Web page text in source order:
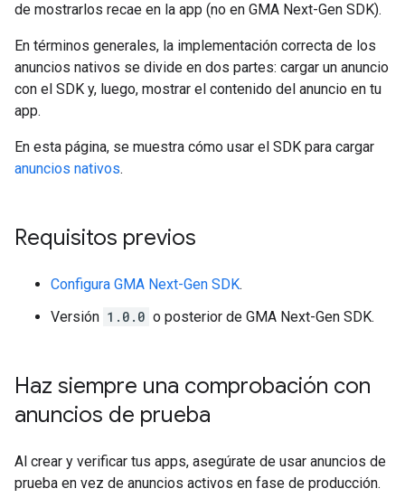
de mostrarlos recae en la app (no en GMA Next-Gen SDK).
En términos generales, la implementación correcta de los
anuncios nativos se divide en dos partes: cargar un anuncio
con el SDK y, luego, mostrar el contenido del anuncio en tu
app.
En esta página, se muestra cómo usar el SDK para cargar
anuncios nativos.
Requisitos previos
Configura GMA Next-Gen SDK.
Versión 1.0.0 o posterior de GMA Next-Gen SDK.
Haz siempre una comprobación con
anuncios de prueba
Al crear y verificar tus apps, asegúrate de usar anuncios de
prueba en vez de anuncios activos en fase de producción.